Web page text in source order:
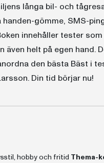
långa bil- och
gömme, SMS-
innehåller tester
även helt på egen hand.
den bästa Bäst i
Din tid börjar nu!
hobby och fritid Thema-